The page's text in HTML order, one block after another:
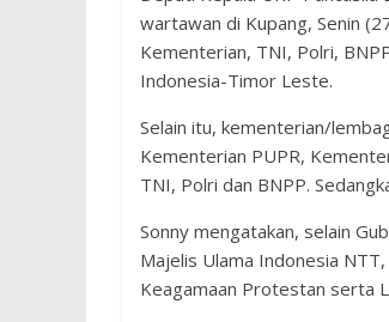
wartawan di Kupang, Senin
Kementerian, TNI, Polri,
Indonesia-Timor Leste.
Selain itu, kementerian/
Kementerian PUPR,
TNI, Polri dan BNPP.
Sonny mengatakan, selain
Majelis Ulama Indonesia
Keagamaan Protestan serta